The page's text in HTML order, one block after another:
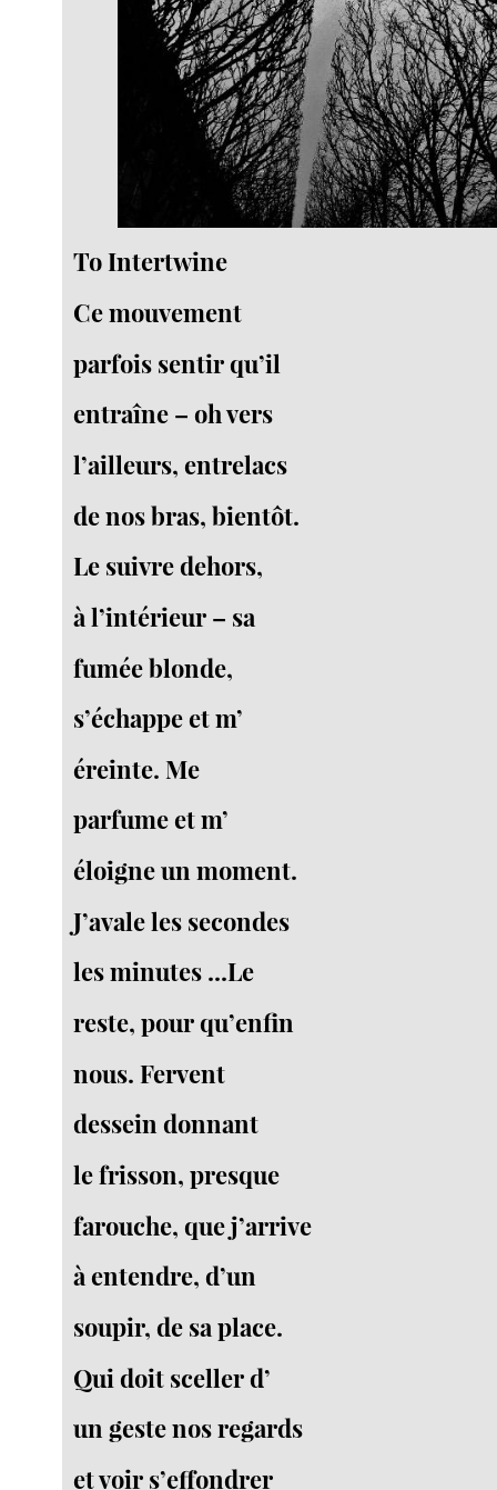
To Intertwine
Ce mouvement
parfois sentir qu’il
entraîne – oh vers
l’ailleurs, entrelacs
de nos bras, bientôt.
Le suivre dehors,
à l’intérieur – sa
fumée blonde,
s’échappe et m’
éreinte. Me
parfume et m’
éloigne un moment.
J’avale les secondes
les minutes ...Le
reste, pour qu’enfin
nous. Fervent
dessein donnant
le frisson, presque
farouche, que j’arrive
à entendre, d’un
soupir, de sa place.
Qui doit sceller d’
un geste nos regards
et voir s’effondrer